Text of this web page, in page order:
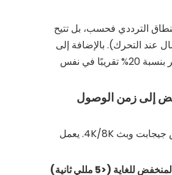
الترددي فحسب، بل تتيح
عند التحرك). بالإضافة إلى
أكثر تقدمًا من 1024-QAM الخاص بشبكة WiFi 6، حيث يقوم بتعبئة بيانات أكثر بنسبة 20% تقريبًا في نفس
إلى زمن الوصول
. يتعامل الأداء الواقعي بسهولة مع النطاق العريض جيجابت وبث 4K/8K. يعمل
المفتاح هو الكمون المنخفض للغاية (<5 مللي ثانية)